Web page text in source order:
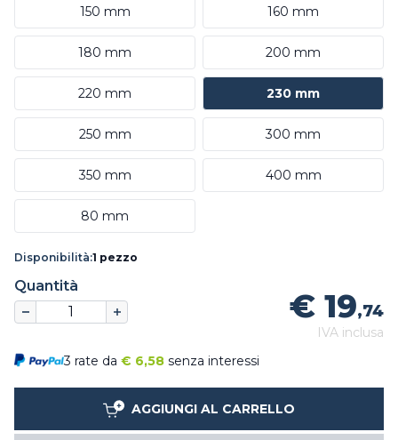
150 mm 160 mm
180 mm 200 mm
220 mm 230 mm
250 mm 300 mm
350 mm 400 mm
80 mm
Disponibilità:1 pezzo
Quantità
€ 19,74
IVA inclusa
3 rate da € 6,58 senza interessi
AGGIUNGI AL CARRELLO